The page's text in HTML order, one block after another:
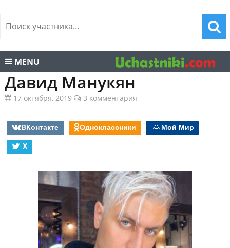
MENU
Давид Манукян
17 октября, 2019 3 комментария
ВКонтакте Одноклассники
Мой Мир
X